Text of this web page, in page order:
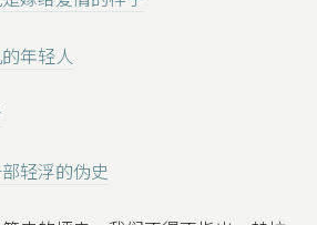
年轻人
轻浮的伪史